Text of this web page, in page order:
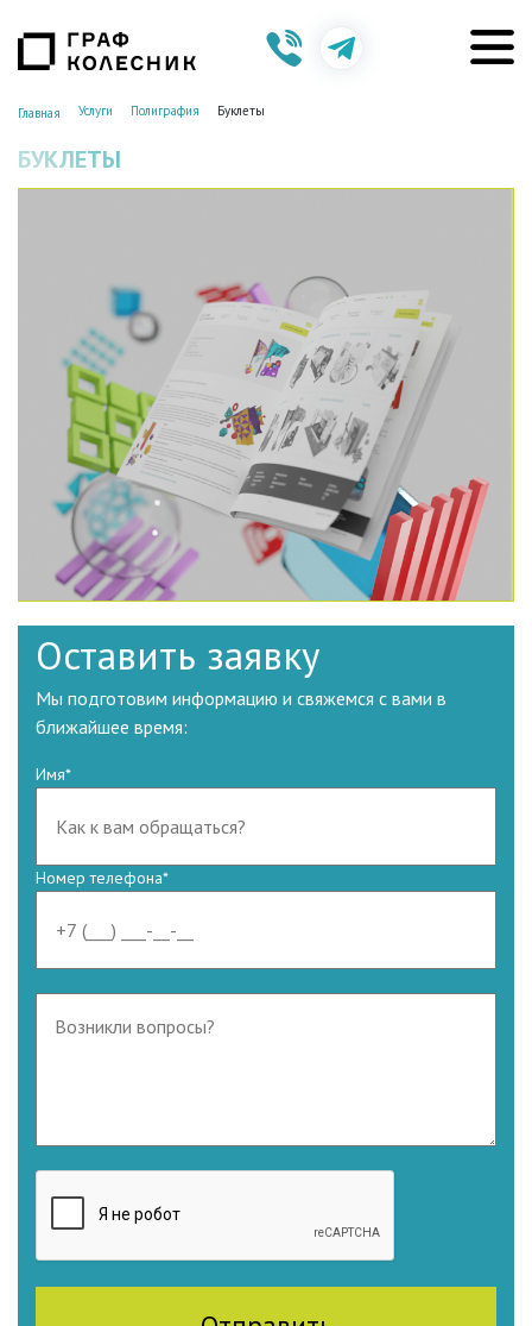
Главная Услуги Полиграфия Буклеты
БУКЛЕТЫ
Оставить заявку
Мы подготовим информацию и свяжемся с вами в
ближайшее время:
Имя*
Номер телефона*